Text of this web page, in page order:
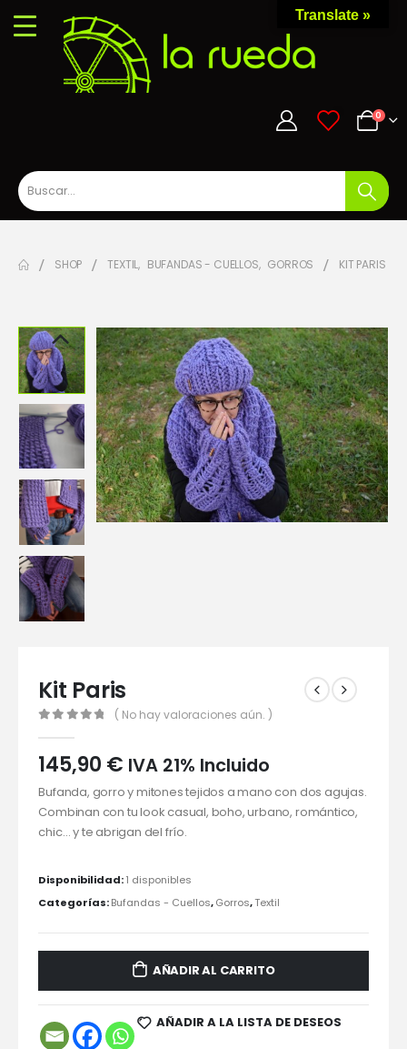
0 0
SHOP TEXTIL, BUFANDAS - CUELLOS, GORROS KIT PARIS
Kit Paris
( No hay valoraciones aún. )
145,90 € IVA 21% Incluido
Bufanda, gorro y mitones tejidos a mano con dos agujas.
Combinan con tu look casual, boho, urbano, romántico,
chic… y te abrigan del frío.
Disponibilidad:1 disponibles
Categorías:Bufandas - Cuellos,Gorros,Textil
AÑADIR AL CARRITO
AÑADIR A LA LISTA DE DESEOS
Translate »